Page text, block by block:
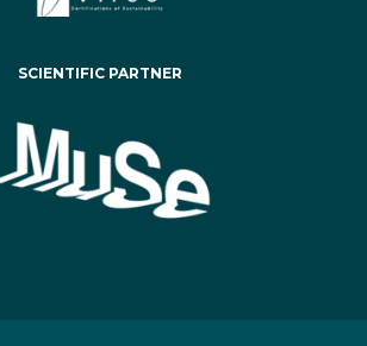
SCIENTIFIC PARTNER